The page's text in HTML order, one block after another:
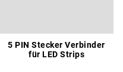
5 PIN Stecker Verbinder
für LED Strips